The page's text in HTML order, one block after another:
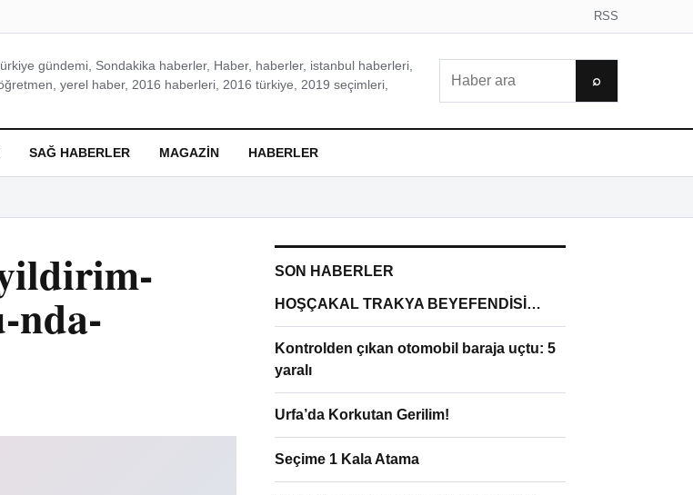
RSS
gündemi, Sondakika haberler, Haber, haberler, istanbul haberleri,
yerel haber, 2016 haberleri, 2016 türkiye, 2019 seçimleri,
⌕
SAĞ HABERLER MAGAZIN HABERLER
nda-
SON HABERLER
HOŞÇAKAL TRAKYA BEYEFENDİSİ…
Kontrolden çıkan otomobil baraja uçtu: 5
yaralı
Urfa’da Korkutan Gerilim!
Seçime 1 Kala Atama